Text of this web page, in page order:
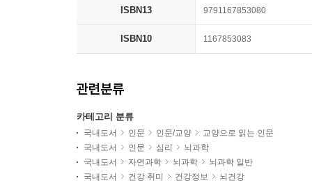
ISBN13 9791167853080
ISBN10 1167853083
관련분류
카테고리 분류
국내도서 인문 인문/교양
교양으로 읽는 인문
국내도서
인문 심리
뇌과학
국내도서
자연과학 뇌과학
뇌과학 일반
국내도서
건강 취미 건강정보 뇌건강